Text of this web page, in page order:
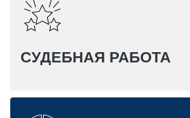
СУДЕБНАЯ РАБОТА